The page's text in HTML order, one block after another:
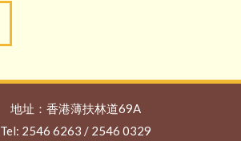
地址：香港薄扶林道69A
Tel: 2546 6263 / 2546 0329